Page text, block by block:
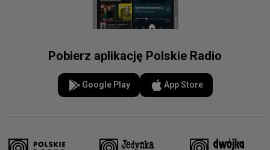
Pobierz aplikację Polskie Radio
Google Play App Store